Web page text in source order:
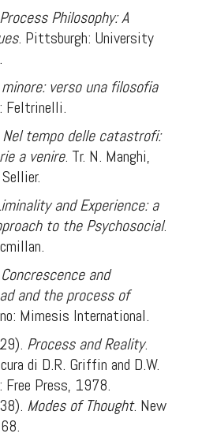
Process Philosophy: A
. Pittsburgh: University
verso una filosofia
Feltrinelli.
Nel tempo delle catastrofi:
a venire. Tr. N. Manghi,
and Experience: a
to the Psychosocial.
Concrescence and
and the process of
Mimesis International.
Process and Reality.
di D.R. Griffin and D.W.
Free Press, 1978.
Modes of Thought. New